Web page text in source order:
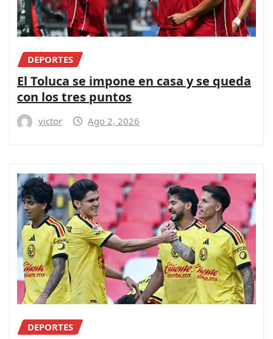
DEPORTES
El Toluca se impone en casa y se queda
con los tres puntos
victor Ago 2, 2026
DEPORTES